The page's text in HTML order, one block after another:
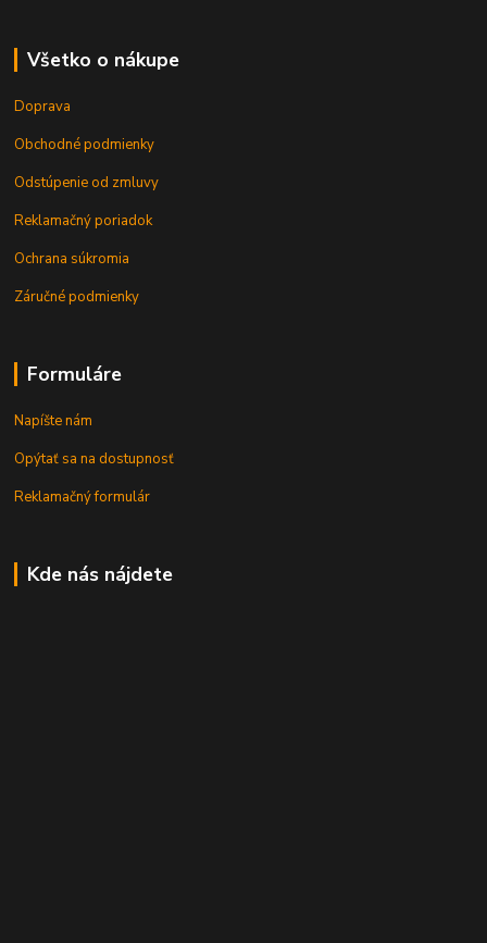
Všetko o nákupe
Doprava
Obchodné podmienky
Odstúpenie od zmluvy
Reklamačný poriadok
Ochrana súkromia
Záručné podmienky
Formuláre
Napíšte nám
Opýtať sa na dostupnosť
Reklamačný formulár
Kde nás nájdete